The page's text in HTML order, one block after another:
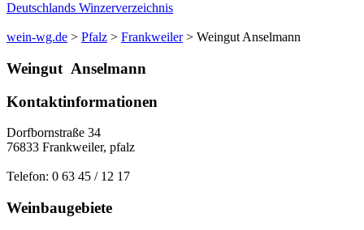
Deutschlands Winzerverzeichnis
wein-wg.de > Pfalz > Frankweiler> Weingut Anselmann
Weingut Anselmann
Kontaktinformationen
Dorfbornstraße 34
76833 Frankweiler, pfalz
Telefon: 0 63 45 / 12 17
Weinbaugebiete